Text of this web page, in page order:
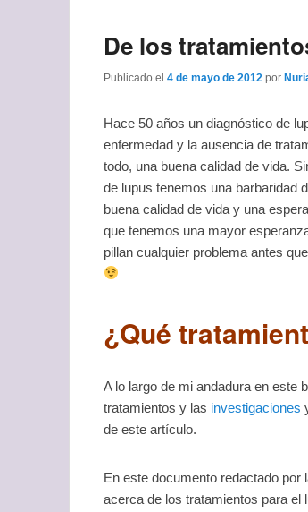
De los
Publicado el 4 de mayo de 2012 por
Hace 50 años un diagnóstico de
enfermedad y la ausencia de
todo, una buena calidad de vida.
de lupus tenemos una barbaridad
buena calidad de vida y una
que tenemos una mayor
pillan cualquier problema antes
¿Qué
A lo largo de mi andadura en este
tratamientos y las investigaciones
de este artículo.
En este documento redactado por
acerca de los tratamientos para el